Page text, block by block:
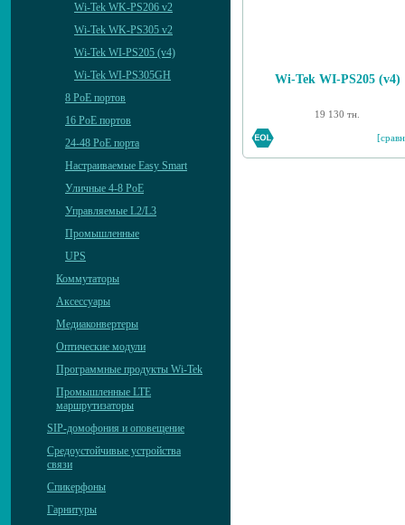
Wi-Tek WK-PS206 v2
Wi-Tek WK-PS305 v2
Wi-Tek WI-PS205 (v4)
Wi-Tek WI-PS305GH
8 PoE портов
16 PoE портов
24-48 PoE порта
Настраиваемые Easy Smart
Уличные 4-8 PoE
Управляемые L2/L3
Промышленные
UPS
Коммутаторы
Аксессуары
Медиаконвертеры
Оптические модули
Программные продукты Wi-Tek
Промышленные LTE
маршрутизаторы
SIP-домофония и оповещение
Средоустойчивые устройства
связи
Спикерфоны
Гарнитуры
Wi-Tek WI-PS205 (v4)
19 130 тн.